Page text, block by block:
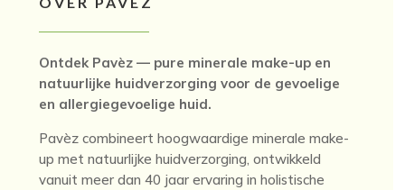
Ontdek Pavèz — pure minerale make-up en
natuurlijke huidverzorging voor de gevoelige
en allergiegevoelige huid.
Pavèz combineert hoogwaardige minerale make-
up met natuurlijke huidverzorging, ontwikkeld
vanuit meer dan 40 jaar ervaring in holistische